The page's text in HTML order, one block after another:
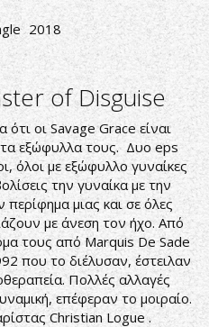
2018
of Disguise
οι Savage Grace είναι
εξώφυλλα τους. Δυο eps
όλοι με εξώφυλλο γυναίκες
την γυναίκα με την
μιας και σε όλες
με άνεση τον ήχο. Από
τους από Marquis De Sade
που το διέλυσαν, έστειλαν
Πολλές αλλαγές
επέφεραν το μοιραίο.
Christian Logue .